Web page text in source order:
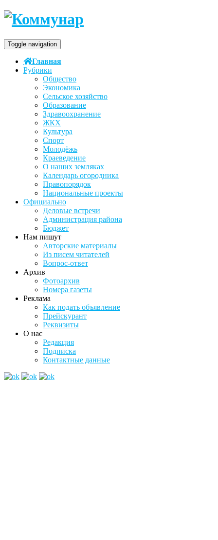
Toggle navigation
Главная
Рубрики
Общество
Экономика
Сельское хозяйство
Образование
Здравоохранение
ЖКХ
Культура
Спорт
Молодёжь
Краеведение
О наших земляках
Календарь огородника
Правопорядок
Национальные проекты
Официально
Деловые встречи
Администрация района
Бюджет
Нам пишут
Авторские материалы
Из писем читателей
Вопрос-ответ
Архив
Фотоархив
Номера газеты
Реклама
Как подать объявление
Прейскурант
Реквизиты
О нас
Редакция
Подписка
Контактные данные